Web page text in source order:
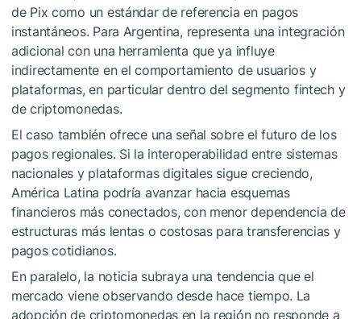
de Pix como un estándar de referencia en pagos
instantáneos. Para Argentina, representa una integración
adicional con una herramienta que ya influye
indirectamente en el comportamiento de usuarios y
plataformas, en particular dentro del segmento fintech y
de criptomonedas.
El caso también ofrece una señal sobre el futuro de los
pagos regionales. Si la interoperabilidad entre sistemas
nacionales y plataformas digitales sigue creciendo,
América Latina podría avanzar hacia esquemas
financieros más conectados, con menor dependencia de
estructuras más lentas o costosas para transferencias y
pagos cotidianos.
En paralelo, la noticia subraya una tendencia que el
mercado viene observando desde hace tiempo. La
adopción de criptomonedas en la región no responde a